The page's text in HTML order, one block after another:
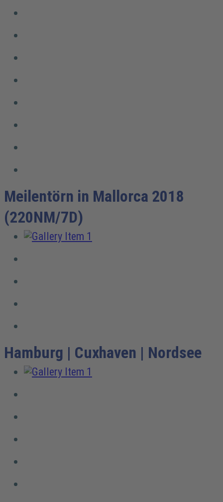
Meilentörn in Mallorca 2018
(220NM/7D)
Hamburg | Cuxhaven | Nordsee